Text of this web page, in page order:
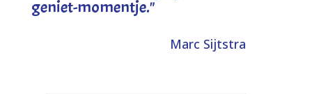
geniet-momentje."
Marc Sijtstra